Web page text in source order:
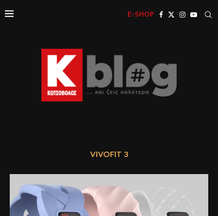
E-SHOP
VIVOFIT 3